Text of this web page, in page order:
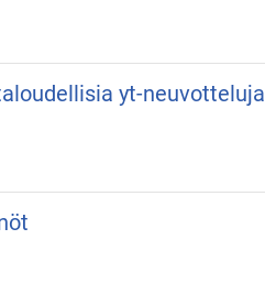
yt-neuvotteluja